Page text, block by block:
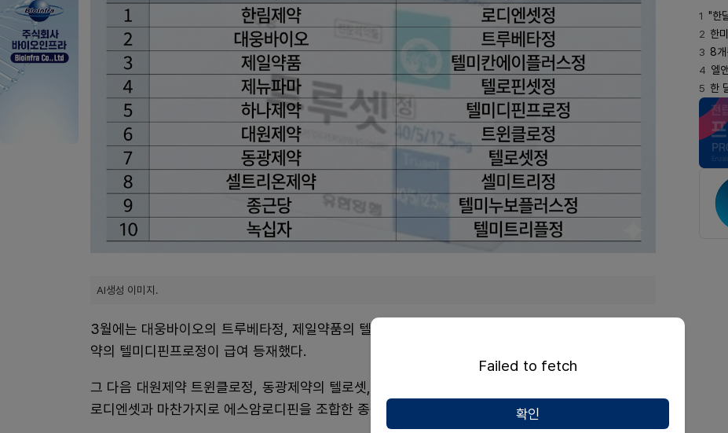
AI생성 이미지.
3월에는 대웅바이오의 트루베타정, 제일약품의 텔미칸에이플러스정, 제뉴파마의 텔로핀셋정, 하나제
약의 텔미디핀프로정이 급여 등재했다.
그 다음 대원제약 트윈클로정, 동광제약의 텔로셋, 셀트리온제약의 셀미트리정이 경쟁에 뛰어들었고,
로디엔셋과 마찬가지로 에스암로디핀을 조합한 종근당의 텔미누보플러스정도 뒤따라 급여 진입했다.
1 "한
2 한
3 8개
4 엘
5 한
Failed to fetch
확인